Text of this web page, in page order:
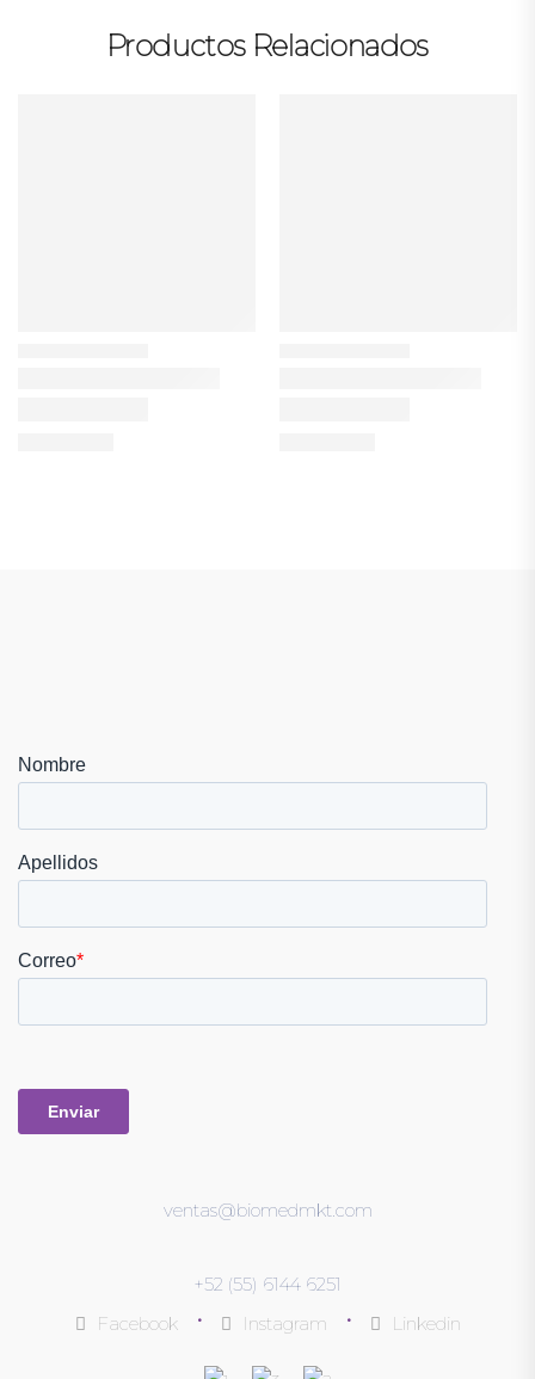
Productos Relacionados
ventas@biomedmkt.com
+52 (55) 6144 6251
Facebook
• Instagram • Linkedin